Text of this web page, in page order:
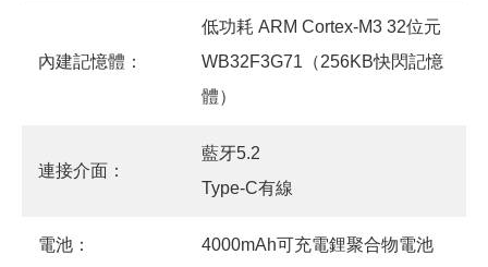
內建記憶體：
低功耗 ARM Cortex-M3 32位元
WB32F3G71（256KB快閃記憶
體）
連接介面：
藍牙5.2
Type-C有線
電池： 4000mAh可充電鋰聚合物電池